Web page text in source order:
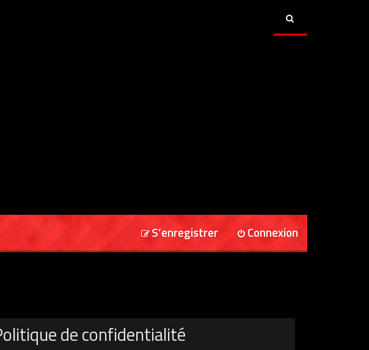
Connexion
S’enregistrer
de confidentialité